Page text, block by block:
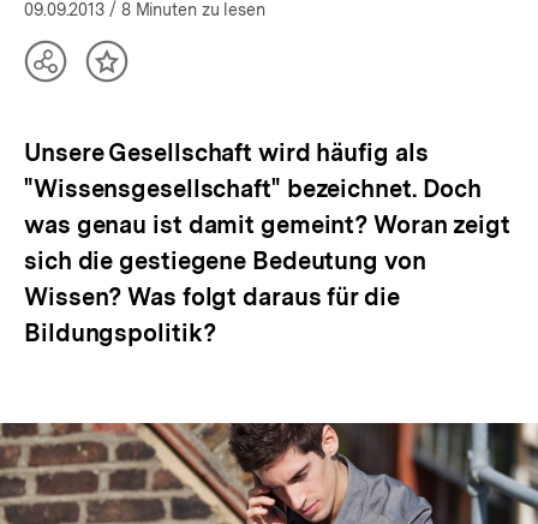
öffnen
09.09.2013 / 8 Minuten zu lesen
TeilenInhalt
Unsere Gesellschaft wird häufig als
"Wissensgesellschaft" bezeichnet. Doch
was genau ist damit gemeint? Woran zeigt
sich die gestiegene Bedeutung von
Wissen? Was folgt daraus für die
Bildungspolitik?